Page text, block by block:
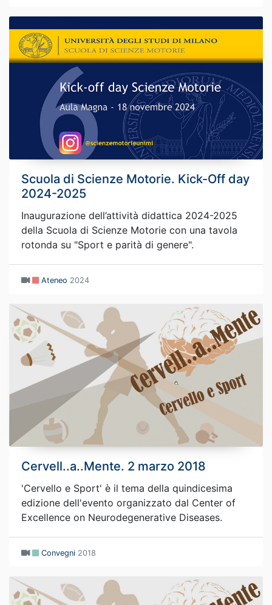
Scuola di Scienze Motorie. Kick-Off day
2024-2025
Inaugurazione dell’attività didattica 2024-2025
della Scuola di Scienze Motorie con una tavola
rotonda su "Sport e parità di genere".
Ateneo 2024
Cervell..a..Mente. 2 marzo 2018
'Cervello e Sport' è il tema della quindicesima
edizione dell'evento organizzato dal Center of
Excellence on Neurodegenerative Diseases.
Convegni 2018